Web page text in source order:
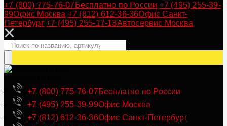
+7 (800) 775-76-07 Бесплатно по России +7 (495) 255-39-
99Офис Москва +7 (812) 612-36-36Офис Санкт-
Петербург +7 (495) 255-17-13Автосервис Москва
+7 (800) 775-76-07Бесплатно по России
+7 (495) 255-39-99Офис Москва
+7 (812) 612-36-36Офис Санкт-Петербург